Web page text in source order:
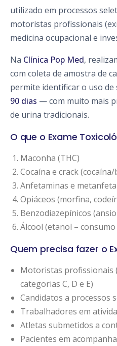
utilizado em processos
motoristas profissionais
medicina ocupacional e
Na Clínica Pop Med,
com coleta de amostra de
permite identificar o uso
90 dias — com muito mais
de urina tradicionais.
O que o Exame
Maconha (THC)
Cocaína e crack
Anfetaminas e
Opiáceos (morfina,
Benzodiazepínicos
Álcool (etanol –
Quem precisa fazer o
Motoristas profissionais
categorias C, D e E)
Candidatos a processos
Trabalhadores em
Atletas submetidos a
Pacientes em